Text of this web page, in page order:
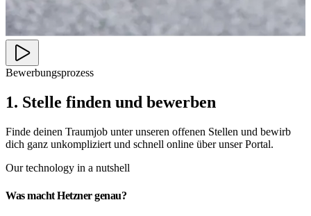
Bewerbungsprozess
1. Stelle finden und bewerben
Finde deinen Traumjob unter unseren offenen Stellen und bewirb
dich ganz unkompliziert und schnell online über unser Portal.
Our technology in a nutshell
Was macht Hetzner genau?